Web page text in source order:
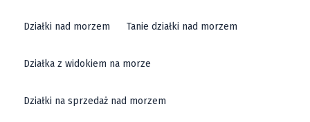
Działki nad morzem Tanie działki nad morzem
Działka z widokiem na morze
Działki na sprzedaż nad morzem